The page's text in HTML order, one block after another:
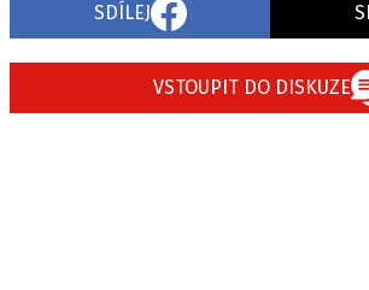
SDÍLEJ
VSTOUPIT DO DISKUZE